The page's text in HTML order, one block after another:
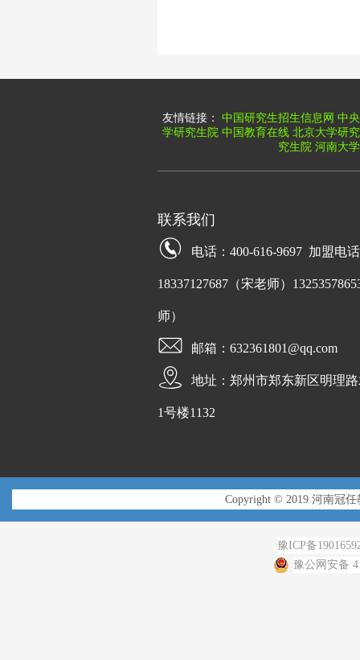
友情链接： 中国研究生招生信息网 中
学研究生院 中国教育在线 北京大学研
究生院 河南大
联系我们
电话：400-616-9697 加盟电
18337127687（宋老师）
师）
邮箱：632361801@qq.com
地址：郑州市郑东新区明理
1号楼1132
Copyright © 2019 河南冠任
豫ICP备
豫公网安备